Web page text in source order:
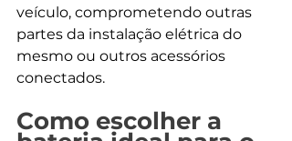
veículo, comprometendo outras
partes da instalação elétrica do
mesmo ou outros acessórios
conectados.
Como escolher a